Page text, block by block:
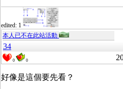
edited: 1
本人已不在此站活動
34
0 0
好像是這個要先看？